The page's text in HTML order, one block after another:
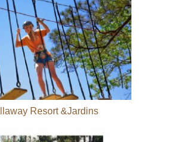
Resort &Jardins